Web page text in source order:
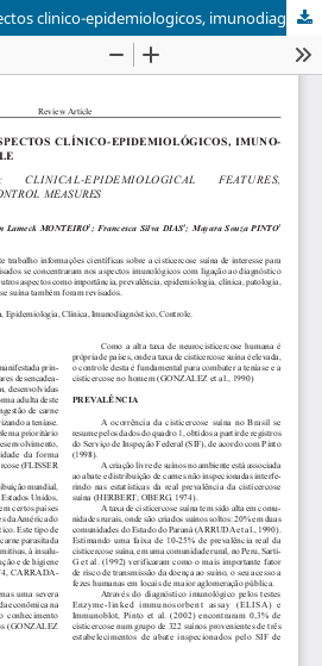
Cisticercose suina: aspectos clinico-epidemiologicos, imunodiagnostico e controle